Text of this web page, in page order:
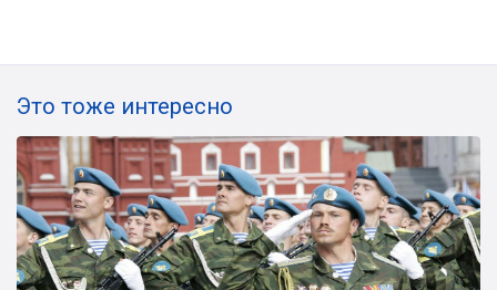
Это тоже интересно